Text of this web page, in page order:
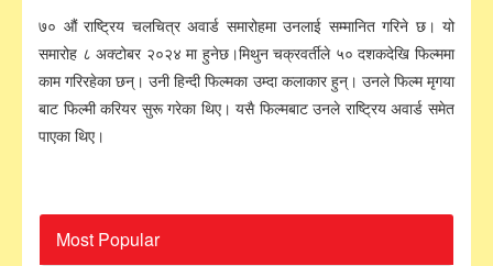
७० औं राष्ट्रिय चलचित्र अवार्ड समारोहमा उनलाई सम्मानित गरिने छ। यो
समारोह ८ अक्टोबर २०२४ मा हुनेछ।मिथुन चक्रवर्तीले ५० दशकदेखि फिल्ममा
काम गरिरहेका छन्। उनी हिन्दी फिल्मका उम्दा कलाकार हुन्। उनले फिल्म मृगया
बाट फिल्मी करियर सुरू गरेका थिए। यसै फिल्मबाट उनले राष्ट्रिय अवार्ड समेत
पाएका थिए।
Most Popular